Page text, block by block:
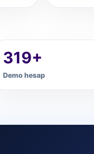
319+
Demo hesap